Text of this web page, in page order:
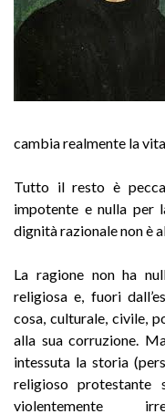
cambia realmente la
Tutto il resto è
impotente e nulla per
dignità razionale non è
La ragione non ha
religiosa e, fuori
cosa, culturale, civile,
alla sua corruzione.
intessuta la storia
religioso
violentemente